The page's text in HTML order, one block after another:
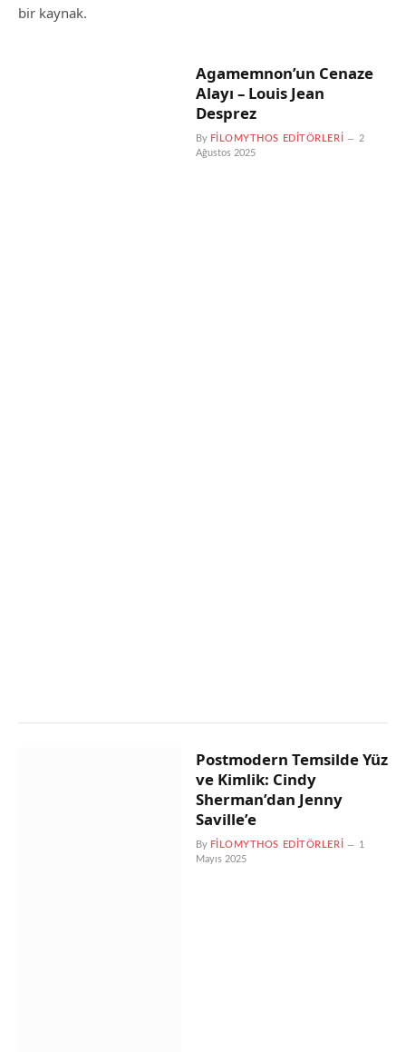
bir kaynak.
Agamemnon’un Cenaze
Alayı – Louis Jean
Desprez
By FILOMYTHOS EDITÖRLERI
2
Ağustos 2025
Postmodern Temsilde Yüz
ve Kimlik: Cindy
Sherman’dan Jenny
Saville’e
By FILOMYTHOS EDITÖRLERI
1
Mayıs 2025